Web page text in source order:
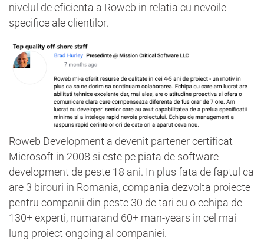
nivelul de eficienta a Roweb in relatia cu nevoile
specifice ale clientilor.
Roweb Development a devenit partener certificat
Microsoft in 2008 si este pe piata de software
development de peste 18 ani. In plus fata de faptul ca
are 3 birouri in Romania, compania dezvolta proiecte
pentru companii din peste 30 de tari cu o echipa de
130+ experti, numarand 60+ man-years in cel mai
lung proiect ongoing al companiei.